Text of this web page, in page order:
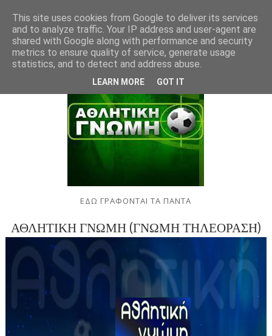
ΕΔΩ ΓΡΑΦΟΝΤΑΙ ΤΑ ΠΑΝΤΑ
ΑΘΛΗΤΙΚΗ ΓΝΩΜΗ (ΓΝΩΜΗ ΤΗΛΕΟΡΑΣΗ)
This site uses cookies from Google to deliver its services
and to analyze traffic. Your IP address and user-agent are
shared with Google along with performance and security
metrics to ensure quality of service, generate usage
statistics, and to detect and address abuse.
LEARN MORE GOT IT